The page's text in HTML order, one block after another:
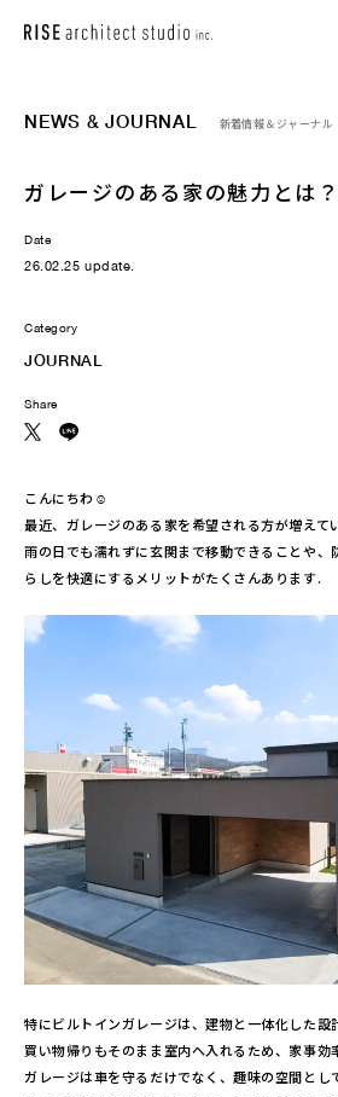
NEWS & JOURNAL 新着情報＆ジャーナル
ガレージのある家の魅力とは？
Date
26.02.25 update.
Category
JOURNAL
Share
こんにちわ☺︎
最近、ガレージのある家を希望される方が増えて
雨の日でも濡れずに玄関まで移動できることや、
らしを快適にするメリットがたくさんあります.
特にビルトインガレージは、建物と一体化した設
買い物帰りもそのまま室内へ入れるため、家事効
ガレージは車を守るだけでなく、趣味の空間とし